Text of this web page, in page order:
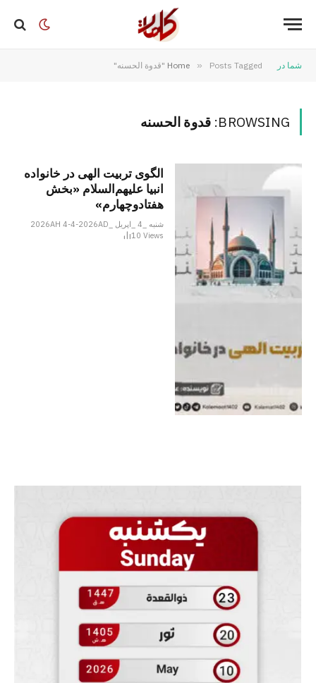
شما در Home » Posts Tagged "قدوة الحسنه"
BROWSING: قدوة الحسنه
الگوی تربیت الهی در خانواده
انبیا‌‌ علیهم‌السلام «بخش
هفتادوچهارم»
شنبه _4 _اپریل _2026AH 4-4-2026AD
10Views